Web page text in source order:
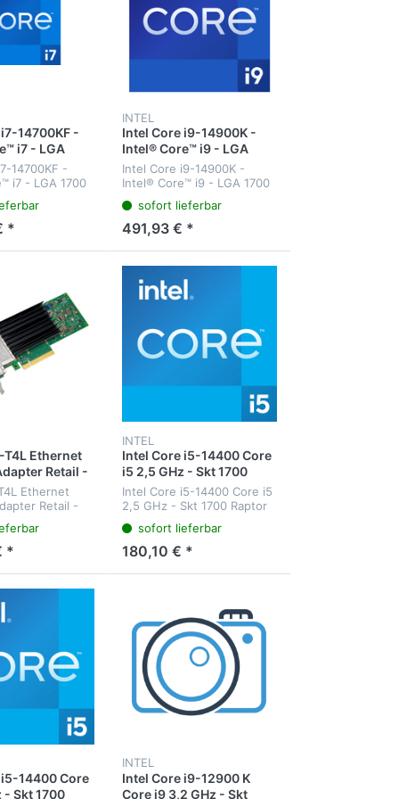
14700KF -
i7 - LGA
- i7-14700KF
Core i7-
14700KF -
i7 - LGA 1700
14xxx -
(33M
to 5.60 GHz)
*
INTEL
Intel Core i9-14900K -
Intel® Core™ i9 - LGA
1700 - Intel - i9-14900K -
64-Bit - Intel Core i9-
14xxx
Intel Core i9-14900K -
Intel® Core™ i9 - LGA 1700
- Intel Core i9-14xxx -
Boxed Intel® Core™ i9
processor 14900K (36M
Cache - up...
sofort lieferbar
491,93 € *
T4L Ethernet
Retail -
- PCI
Ethernet
Retail -
- Ethernet -
*
INTEL
Intel Core i5-14400 Core
i5 2,5 GHz - Skt 1700
Raptor Lake
Intel Core i5-14400 Core i5
2,5 GHz - Skt 1700 Raptor
(20M Cache - up to 4.70
GHz) FC-LGA16A - Tray
sofort lieferbar
180,10 € *
14400 Core
- Skt 1700
INTEL
Intel Core i9-12900 K
Core i9 3,2 GHz - Skt